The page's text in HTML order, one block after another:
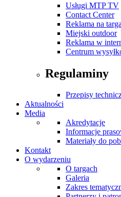
Usługi MTP TV
Contact Center
Reklama na
Miejski outdoor
Reklama w
Centrum
Regulaminy
Przepisy
Aktualności
Media
Akredytacje
Informacje
Materiały do
Kontakt
O wydarzeniu
O targach
Galeria
Zakres